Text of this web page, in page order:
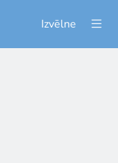
Izvēlne